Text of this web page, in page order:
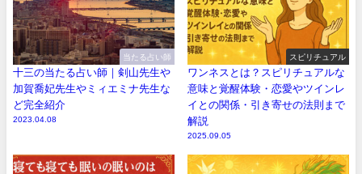
当たる占い師
十三の当たる占い師｜剣山先生や
加賀喬妃先生やミィエミナ先生な
ど完全紹介
2023.04.08
スピリチュアル
ワンネスとは？スピリチュアルな
意味と覚醒体験・恋愛やツインレ
イとの関係・引き寄せの法則まで
解説
2025.09.05